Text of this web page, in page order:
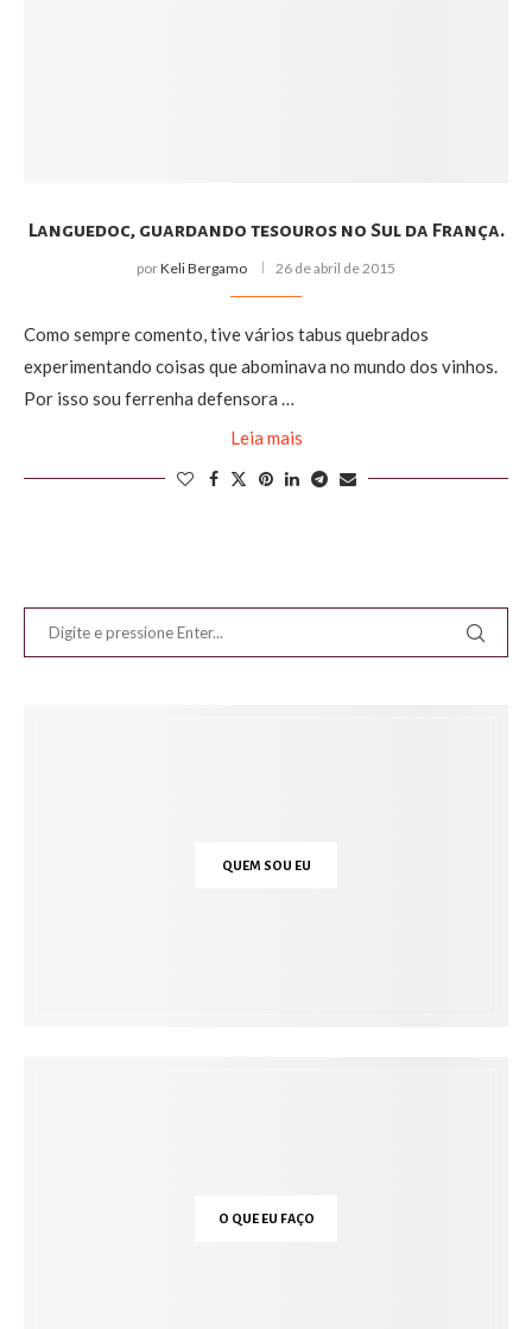
Languedoc, guardando tesouros no Sul da França.
porKeli Bergamo 26 de abril de 2015
Como sempre comento, tive vários tabus quebrados
experimentando coisas que abominava no mundo dos vinhos.
Por isso sou ferrenha defensora …
Leia mais
QUEM SOU EU
O QUE EU FAÇO